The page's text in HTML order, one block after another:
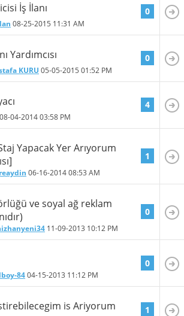
İş İlanı
08-25-2015 11:31 AM
0
Yardımcısı
KURU 05-05-2015 01:52 PM
0
08-04-201403:58 PM
4
Yapacak Yer Arıyorum
06-16-201408:53 AM
1
ve soyal ağ reklam
11-09-2013 10:12 PM
0
8404-15-2013 11:12 PM
0
is Ariyorum 1